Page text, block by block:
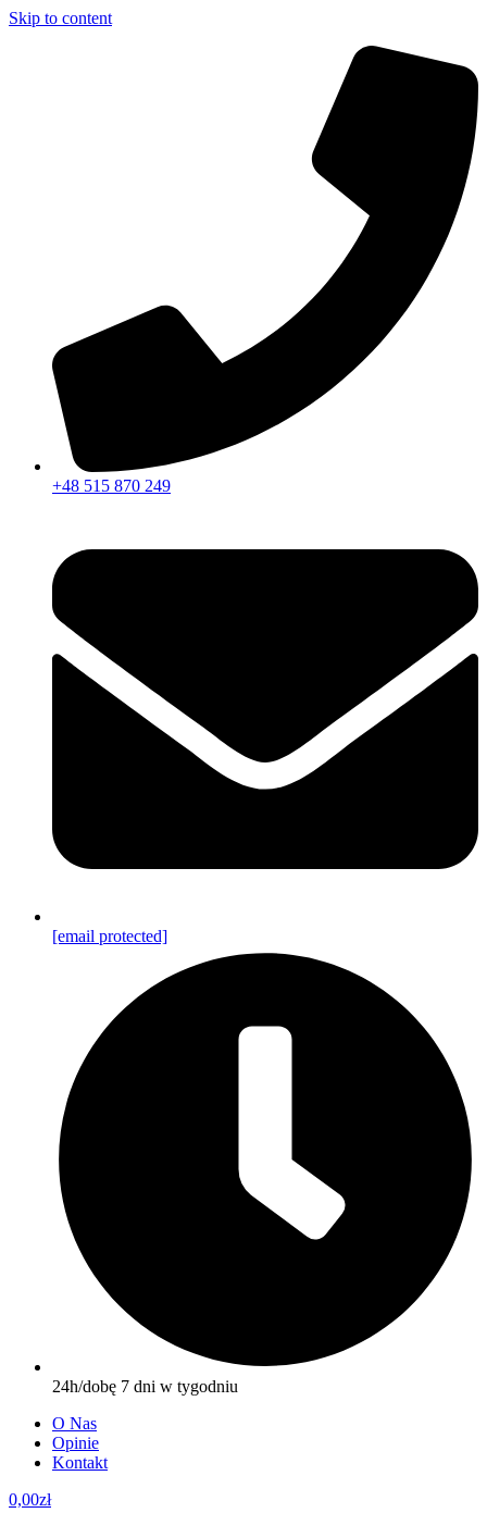
Skip to content
+48 515 870 249
[email protected]
24h/dobę 7 dni w tygodniu
O Nas
Opinie
Kontakt
0,00zł